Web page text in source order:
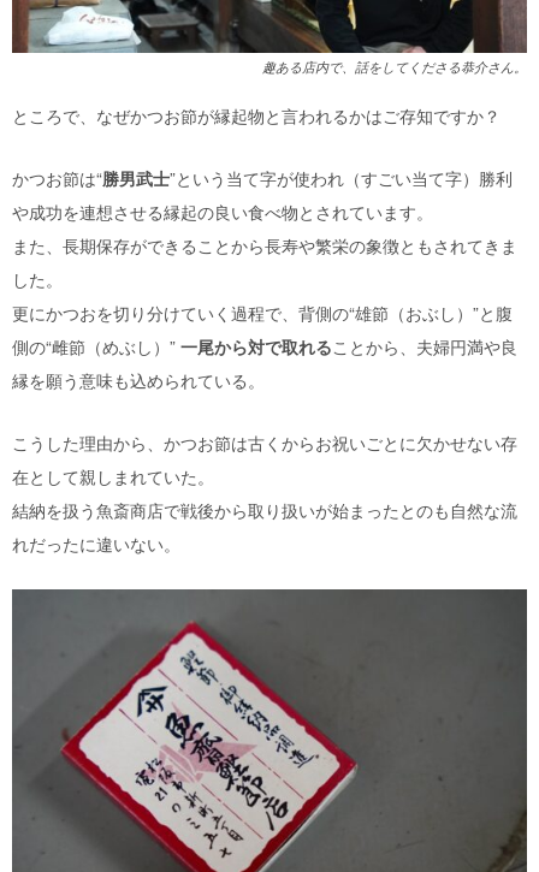
趣ある店内で、話をしてくださる恭介さん。
ところで、なぜかつお節が縁起物と言われるかはご存知ですか？
かつお節は“勝男武士”という当て字が使われ（すごい当て字）勝利
や成功を連想させる縁起の良い食べ物とされています。
また、長期保存ができることから長寿や繁栄の象徴ともされてきま
した。
更にかつおを切り分けていく過程で、背側の“雄節（おぶし）”と腹
側の“雌節（めぶし）” 一尾から対で取れることから、夫婦円満や良
縁を願う意味も込められている。
こうした理由から、かつお節は古くからお祝いごとに欠かせない存
在として親しまれていた。
結納を扱う魚斎商店で戦後から取り扱いが始まったとのも自然な流
れだったに違いない。